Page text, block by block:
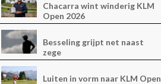
Chacarra wint winderig KLM
Open 2026
Besseling grijpt net naast
zege
Luiten in vorm naar KLM Open